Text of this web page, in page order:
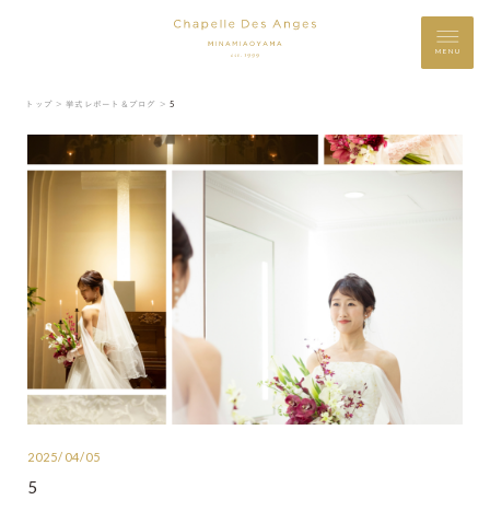
MENU
トップ ＞ 挙式レポート＆ブログ ＞ 5
2025/04/05
5